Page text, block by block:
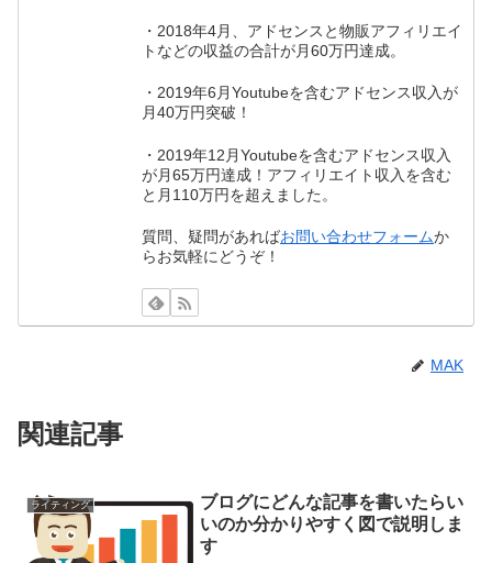
・2018年4月、アドセンスと物販アフィリエイ
トなどの収益の合計が月60万円達成。
・2019年6月Youtubeを含むアドセンス収入が
月40万円突破！
・2019年12月Youtubeを含むアドセンス収入
が月65万円達成！アフィリエイト収入を含む
と月110万円を超えました。
質問、疑問があればお問い合わせフォームか
らお気軽にどうぞ！
MAK
関連記事
ライティング
ブログにどんな記事を書いたらい
いのか分かりやすく図で説明しま
す